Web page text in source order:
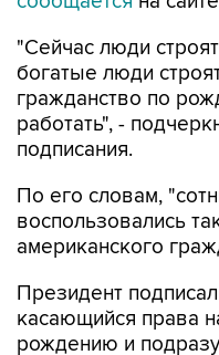
"Сейчас люди
богатые люди
гражданство по
работать", -
подписания.
По его словам,
воспользовались
американского
Президент
касающийся права
рождению и